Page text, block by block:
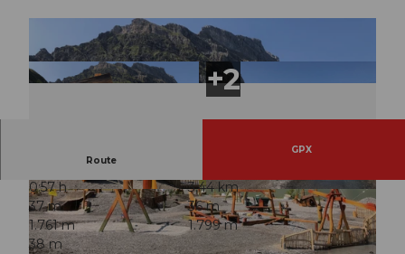
© Engelberg - Titlis Tourismus, Engelberg-Titlis
Tourismus
© Engelberg - Titlis Tourismus, Engelberg-Titlis
Tourismus
Route
GPX
0:57 h
3,44 km
37 m
36 m
1.761 m
1.799 m
38 m